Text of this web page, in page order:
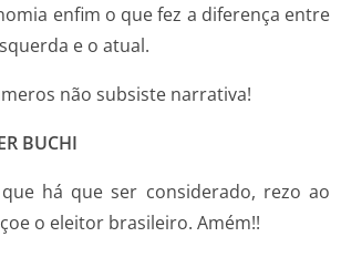
enfim o que fez a diferença entre
e o atual.
não subsiste narrativa!
BUCHI
há que ser considerado, rezo ao
o eleitor brasileiro. Amém!!